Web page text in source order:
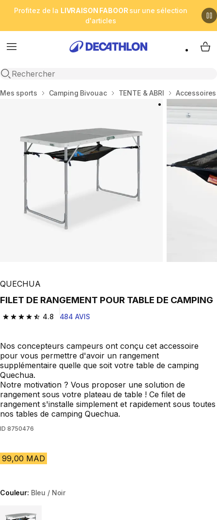
Profitez de la LIVRAISON FABOOR sur une sélection
d'articles
Menu
Open search
My
Accueil
Mes sports Camping Bivouac TENTE & ABRI
QUECHUA
FILET DE RANGEMENT POUR TABLE DE CAMPING
4.8
4.8 out of 5 stars from 484 reviews
484 AVIS
Nos concepteurs campeurs ont conçu cet accessoire
pour vous permettre d'avoir un rangement
supplémentaire quelle que soit votre table de camping
Quechua.
Notre motivation ? Vous proposer une solution de
rangement sous votre plateau de table ! Ce filet de
rangement s'installe simplement et rapidement sous toutes
nos tables de camping Quechua.
ID 8750476
99,00 MAD
Couleur: Bleu / Noir
Choose a variant